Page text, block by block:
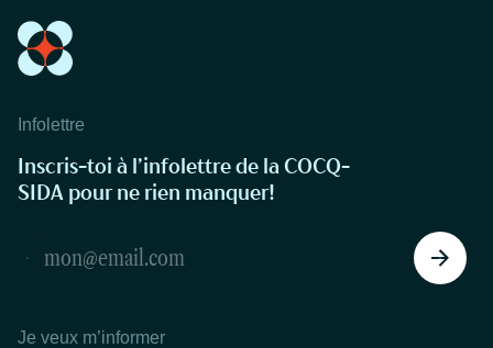
Infolettre
Inscris-toi à l’infolettre de la COCQ-
SIDA pour ne rien manquer!
Je veux m’informer